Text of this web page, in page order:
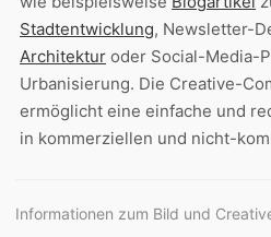
Stadtentwicklung, Newsletter-
Architektur oder Social-Media-
Urbanisierung. Die Creative-
ermöglicht eine einfache und
in kommerziellen und nicht-
Informationen zum Bild und